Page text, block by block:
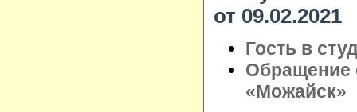
от 09.02.2021
Гость в
Обращение
«Можайск»